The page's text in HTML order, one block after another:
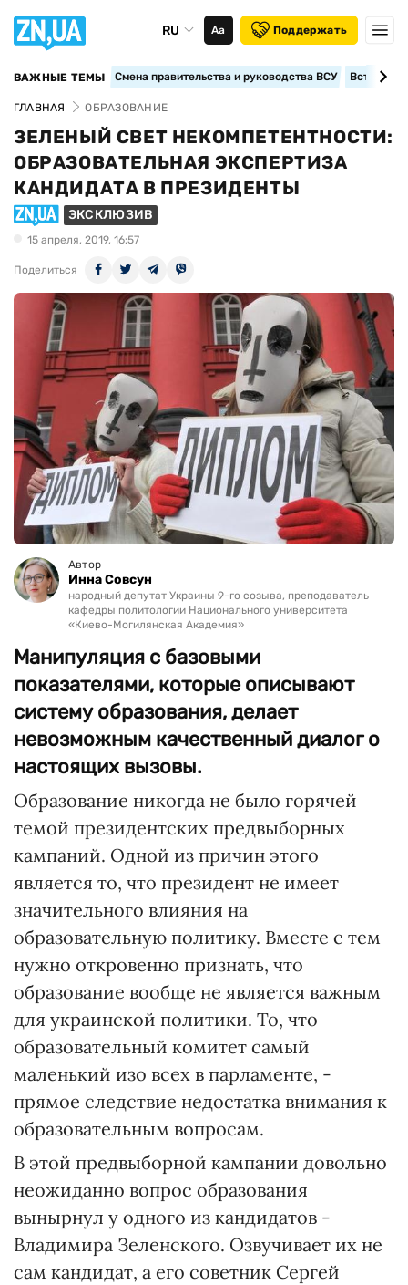
RU Аа Поддержать
ВАЖНЫЕ ТЕМЫ Смена правительства и руководства ВСУ
ГЛАВНАЯ ОБРАЗОВАНИЕ
ЗЕЛЕНЫЙ СВЕТ НЕКОМПЕТЕНТНОСТИ:
ОБРАЗОВАТЕЛЬНАЯ ЭКСПЕРТИЗА
КАНДИДАТА В ПРЕЗИДЕНТЫ
ЭКСКЛЮЗИВ
15 апреля, 2019, 16:57
Поделиться
Автор
Инна Совсун
народный депутат Украины 9-го созыва, преподаватель
кафедры политологии Национального университета
«Киево-Могилянская Академия»
Манипуляция с базовыми
показателями, которые описывают
систему образования, делает
невозможным качественный диалог о
настоящих вызовы.
Образование никогда не было горячей
темой президентских предвыборных
кампаний. Одной из причин этого
является то, что президент не имеет
значительного влияния на
образовательную политику. Вместе с тем
нужно откровенно признать, что
образование вообще не является важным
для украинской политики. То, что
образовательный комитет самый
маленький изо всех в парламенте, -
прямое следствие недостатка внимания к
образовательным вопросам.
В этой предвыборной кампании довольно
неожиданно вопрос образования
вынырнул у одного из кандидатов -
Владимира Зеленского. Озвучивает их не
сам кандидат, а его советник Сергей